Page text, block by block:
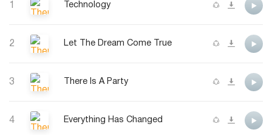
1 Technology
2 Let The Dream Come True
3 There Is A Party
4 Everything Has Changed